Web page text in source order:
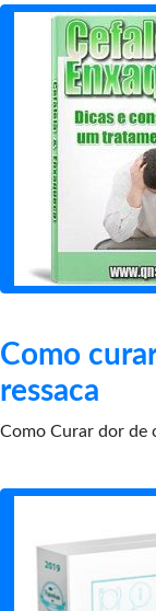
Como
ressaca
Como Curar dor de